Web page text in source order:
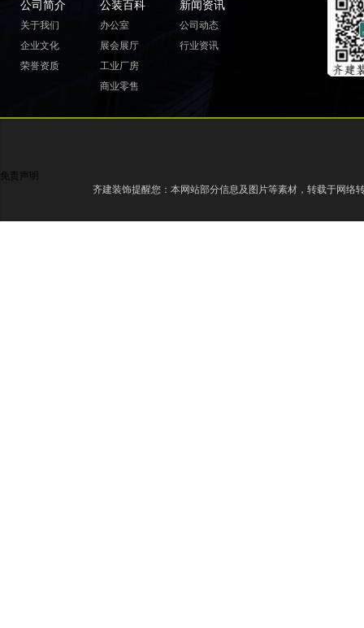
公司简介
关于我们
企业文化
荣誉资质
公装百科
办公室
展会展厅
工业厂房
商业零售
新闻资讯
公司动态
行业资讯
免责声明
齐建装饰提醒您：本网站部分信息及图片等素材，转载于网络